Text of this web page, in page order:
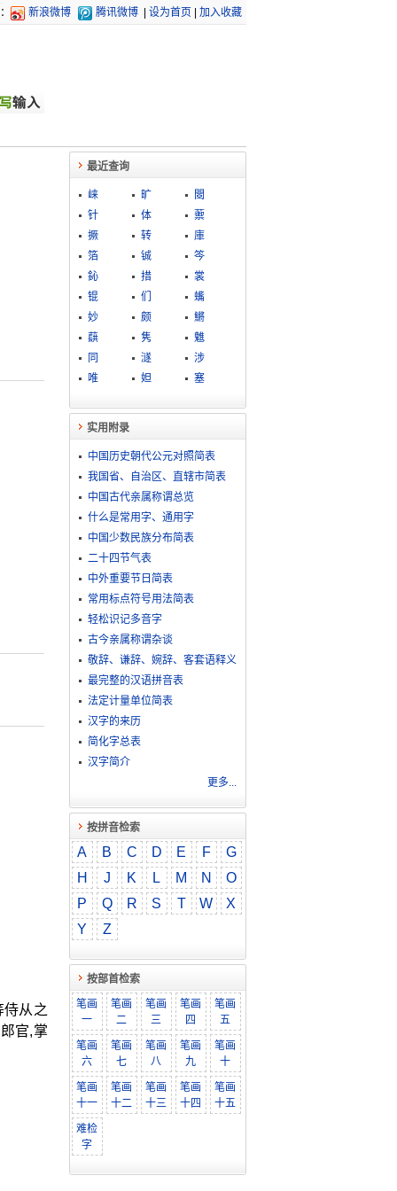
新浪微博 腾讯微博 设为首页 加入收藏
侍从之
官,掌
最近查询
崃 旷
閸
针
体
蘌
撅
转
庫
箔
铖
笒
鈊
措
裳
锟
们
蟕
妙
颇
鱂
蕻
隽
魋
同
澻
涉
唯
妲 塞
实用附录
中国历史朝代公元对照简表
我国省、自治区、直辖市简表
中国古代亲属称谓总览
什么是常用字、通用字
中国少数民族分布简表
二十四节气表
中外重要节日简表
常用标点符号用法简表
轻松识记多音字
古今亲属称谓杂谈
敬​辞​、​谦​辞​、​婉​辞​、​客​套​语​释​义
最完整的汉语拼音表
法定计量单位简表
汉字的来历
简化字总表
汉字简介
更多...
按拼音检索
A B C D E F
G
H
J K L M N
O
P
Q R S T W
X
Y
Z
按部首检索
笔画
一
笔画
二
笔画
三
笔画
四
笔画
五
笔画
六
笔画
七
笔画
八
笔画
九
笔画
十
笔画
十一
笔画
十二
笔画
十三
笔画
十四
笔画
十五
难检
字